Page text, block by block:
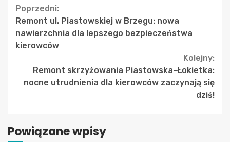
Continue
Reading
Poprzedni:
Remont ul. Piastowskiej w Brzegu: nowa
nawierzchnia dla lepszego bezpieczeństwa
kierowców
Kolejny:
Remont skrzyżowania Piastowska-Łokietka:
nocne utrudnienia dla kierowców zaczynają się
dziś!
Powiązane wpisy